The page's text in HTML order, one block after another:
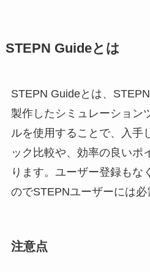
STEPN Guideとは
STEPN Guideとは、
製作したシミュレーション
ルを使用することで、入手
ック比較や、効率の良いポ
ります。ユーザー登録もな
のでSTEPNユーザーには必
注意点